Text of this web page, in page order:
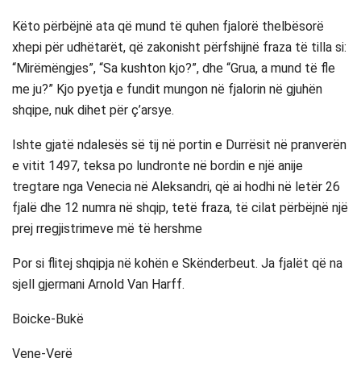
Këto përbëjnë ata që mund të quhen fjalorë thelbësorë
xhepi për udhëtarët, që zakonisht përfshijnë fraza të tilla si:
“Mirëmëngjes”, “Sa kushton kjo?”, dhe “Grua, a mund të fle
me ju?” Kjo pyetja e fundit mungon në fjalorin në gjuhën
shqipe, nuk dihet për ç’arsye.
Ishte gjatë ndalesës së tij në portin e Durrësit në pranverën
e vitit 1497, teksa po lundronte në bordin e një anije
tregtare nga Venecia në Aleksandri, që ai hodhi në letër 26
fjalë dhe 12 numra në shqip, tetë fraza, të cilat përbëjnë një
prej rregjistrimeve më të hershme
Por si flitej shqipja në kohën e Skënderbeut. Ja fjalët që na
sjell gjermani Arnold Van Harff.
Boicke-Bukë
Vene-Verë